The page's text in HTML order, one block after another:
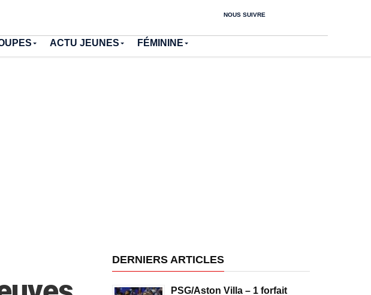
NOUS SUIVRE
ACTU JEUNES FÉMININE
DERNIERS ARTICLES
PSG/Aston Villa – 1 forfait